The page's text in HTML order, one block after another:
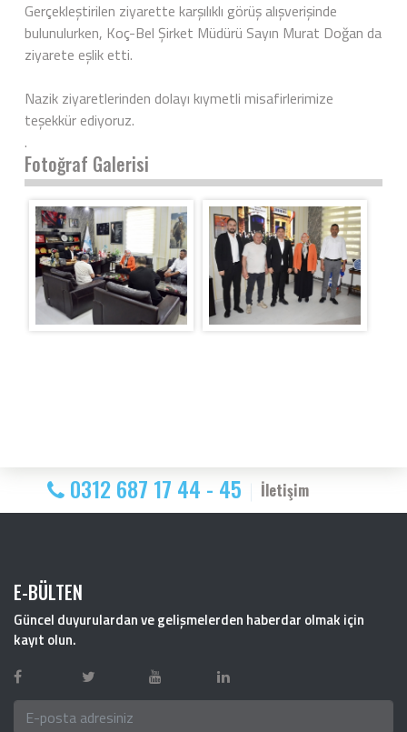
Gerçekleştirilen ziyarette karşılıklı görüş alışverişinde
bulunulurken, Koç-Bel Şirket Müdürü Sayın Murat Doğan da
ziyarete eşlik etti.
Nazik ziyaretlerinden dolayı kıymetli misafirlerimize
teşekkür ediyoruz.
.
Fotoğraf Galerisi
0312 687 17 44 - 45 İletişim
E-BÜLTEN
Güncel duyurulardan ve gelişmelerden haberdar olmak için
kayıt olun.